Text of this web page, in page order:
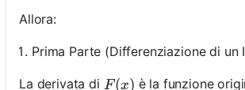
Allora:
Prima Parte (Differenziazione di un
La derivata di F(x)
F(x) è la funzione